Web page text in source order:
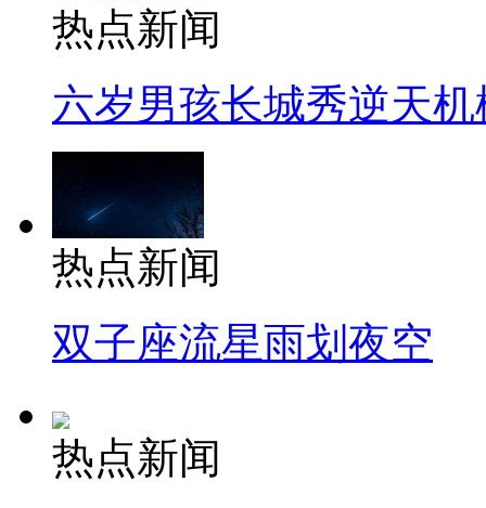
热点新闻
六岁男孩长城秀逆天机
热点新闻
双子座流星雨划夜空
热点新闻